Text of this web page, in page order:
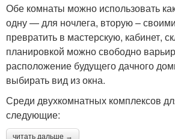
Обе комнаты можно использовать
одну — для ночлега, вторую –
превратить в мастерскую, кабинет,
планировкой можно свободно
расположение будущего дачного
выбирать вид из окна.
Среди двухкомнатных комплексов
следующие:
читать дальше →